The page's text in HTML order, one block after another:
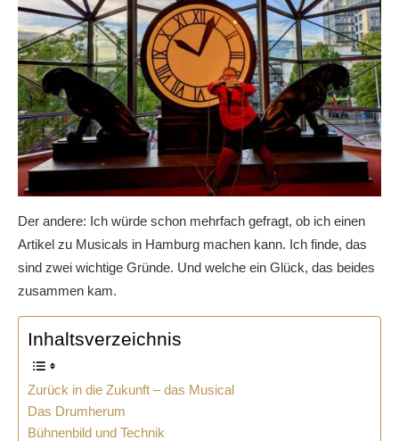
Der andere: Ich würde schon mehrfach gefragt, ob ich einen
Artikel zu Musicals in Hamburg machen kann. Ich finde, das
sind zwei wichtige Gründe. Und welche ein Glück, das beides
zusammen kam.
Inhaltsverzeichnis
Zurück in die Zukunft – das Musical
Das Drumherum
Bühnenbild und Technik